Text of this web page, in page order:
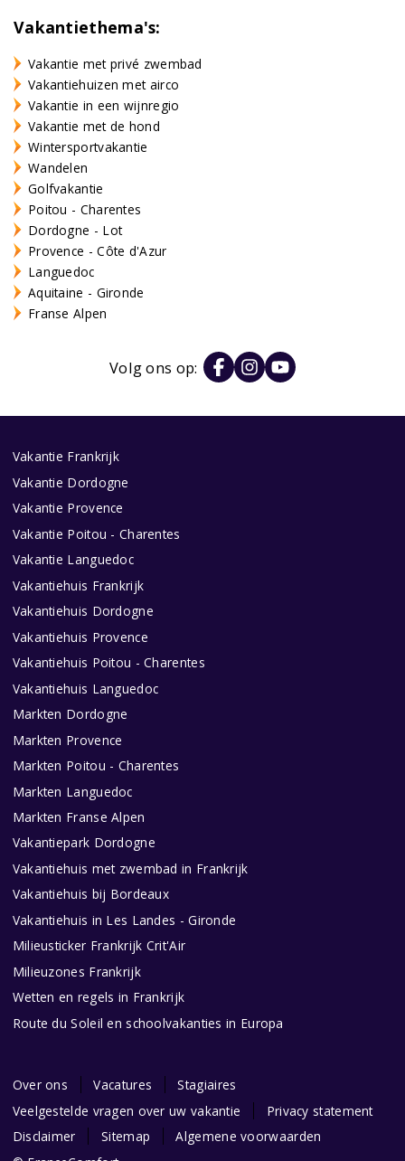
Vakantiethema's:
Vakantie met privé zwembad
Vakantiehuizen met airco
Vakantie in een wijnregio
Vakantie met de hond
Wintersportvakantie
Wandelen
Golfvakantie
Poitou - Charentes
Dordogne - Lot
Provence - Côte d'Azur
Languedoc
Aquitaine - Gironde
Franse Alpen
Volg ons op:
Vakantie Frankrijk
Vakantie Dordogne
Vakantie Provence
Vakantie Poitou - Charentes
Vakantie Languedoc
Vakantiehuis Frankrijk
Vakantiehuis Dordogne
Vakantiehuis Provence
Vakantiehuis Poitou - Charentes
Vakantiehuis Languedoc
Markten Dordogne
Markten Provence
Markten Poitou - Charentes
Markten Languedoc
Markten Franse Alpen
Vakantiepark Dordogne
Vakantiehuis met zwembad in Frankrijk
Vakantiehuis bij Bordeaux
Vakantiehuis in Les Landes - Gironde
Milieusticker Frankrijk Crit'Air
Milieuzones Frankrijk
Wetten en regels in Frankrijk
Route du Soleil en schoolvakanties in Europa
Over ons Vacatures
Stagiaires
Veelgestelde vragen over uw vakantie
Privacy statement
Disclaimer
Sitemap
Algemene voorwaarden